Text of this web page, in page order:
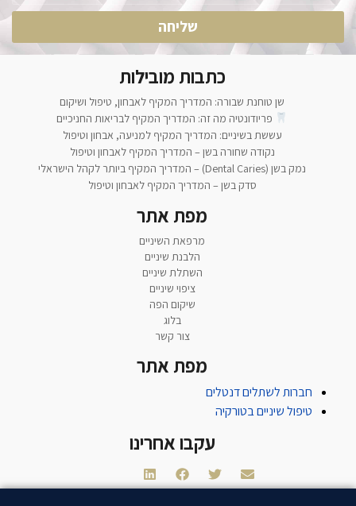
שליחה
כתבות מובילות
שן טוחנת שבורה: המדריך המקיף לאבחון, טיפול ושיקום
פריודונטיה מה זה: המדריך המקיף לבריאות החניכיים
עששת בשיניים: המדריך המקיף למניעה, אבחון וטיפול
נקודה שחורה בשן – המדריך המקיף לאבחון וטיפול
נמק בשן (Dental Caries) – המדריך המקיף ביותר לקהל הישראלי
סדק בשן – המדריך המקיף לאבחון וטיפול
מפת אתר
מרפאת השיניים
הלבנת שיניים
השתלת שיניים
ציפוי שיניים
שיקום הפה
בלוג
צור קשר
מפת אתר
חברות לשתלים דנטלים
טיפול שיניים בטורקיה
עקבו אחרינו